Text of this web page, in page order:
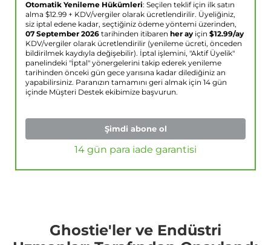
Otomatik Yenileme Hükümleri: Seçilen teklif için ilk satın
alma $12.99 + KDV/vergiler olarak ücretlendirilir. Üyeliğiniz,
siz iptal edene kadar, seçtiğiniz ödeme yöntemi üzerinden,
07 September 2026 tarihinden itibaren her ay için $12.99/ay
KDV/vergiler olarak ücretlendirilir (yenileme ücreti, önceden
bildirilmek kaydıyla değişebilir). İptal işlemini, "Aktif Üyelik"
panelindeki "İptal" yönergelerini takip ederek yenileme
tarihinden önceki gün gece yarısına kadar dilediğiniz an
yapabilirsiniz. Paranızın tamamını geri almak için 14 gün
içinde Müşteri Destek ekibimize başvurun.
Şimdi abone ol
14 gün para iade garantisi
Ghostie'ler ve Endüstri